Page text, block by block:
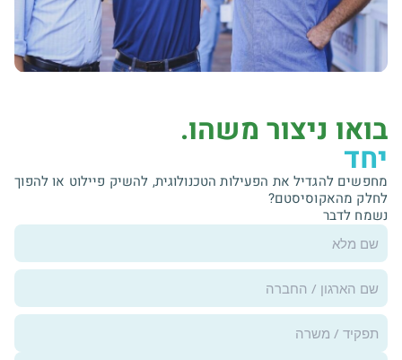
בואו ניצור משהו.
יחד
מחפשים להגדיל את הפעילות הטכנולוגית, להשיק פיילוט או להפוך
לחלק מהאקוסיסטם?
נשמח לדבר